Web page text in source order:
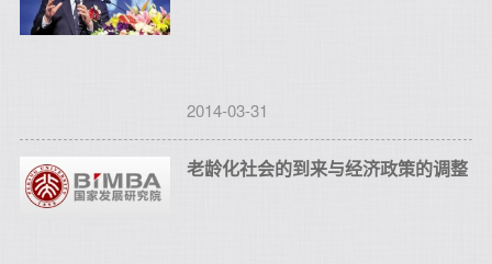
2014-03-31
老龄化社会的到来与经济政策的调整